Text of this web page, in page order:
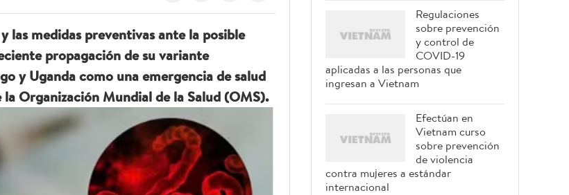
medidas preventivas ante la posible
propagación de su variante
y Uganda como una emergencia de salud
Organización Mundial de la Salud (OMS).
Regulaciones
sobre prevención
y control de
COVID-19
aplicadas a las personas que
ingresan a Vietnam
Efectúan en
Vietnam curso
sobre prevención
de violencia
contra mujeres a estándar
internacional